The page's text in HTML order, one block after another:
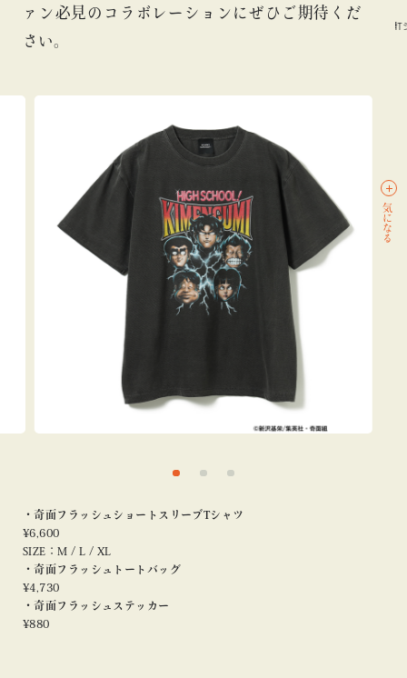
ァン必見のコラボレーションにぜひご期待くだ
さい。
・奇面フラッシュショートスリーブTシャツ
¥6,600
SIZE：M / L / XL
・奇面フラッシュトートバッグ
¥4,730
・奇面フラッシュステッカー
¥880
#Tシ
気になる